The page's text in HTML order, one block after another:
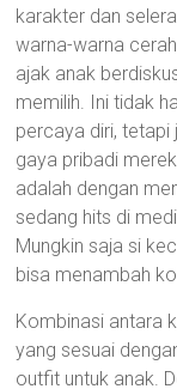
karakter dan
warna-warna
ajak anak
memilih. Ini tidak
percaya diri,
gaya pribadi
adalah dengan
sedang hits di
Mungkin saja si
bisa menambah
Kombinasi antara
yang sesuai
outfit untuk anak.